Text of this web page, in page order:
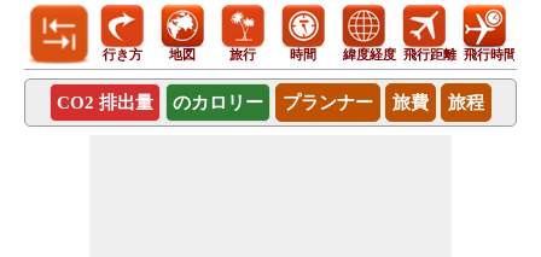
行き方 地図 旅行 時間 緯度経度 飛行距離 飛行時間
CO2 排出量 のカロリー プランナー 旅費 旅程